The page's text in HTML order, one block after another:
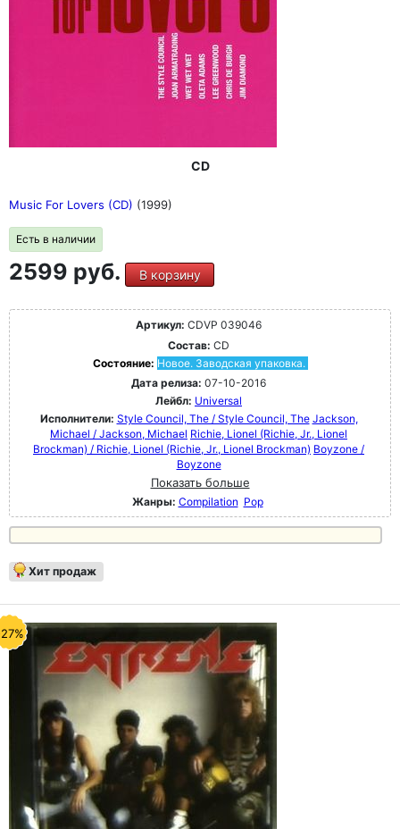
CD
Music For Lovers (CD) (1999)
Есть в наличии
2599 руб. В корзину
Артикул: CDVP 039046
Состав: CD
Состояние: Новое. Заводская упаковка.
Дата релиза: 07-10-2016
Лейбл: Universal
Исполнители: Style Council, The / Style Council, The Jackson,
Michael / Jackson, Michael Richie, Lionel (Richie, Jr., Lionel
Brockman) / Richie, Lionel (Richie, Jr., Lionel Brockman) Boyzone /
Boyzone
Показать больше
Жанры: Compilation Pop
Хит продаж